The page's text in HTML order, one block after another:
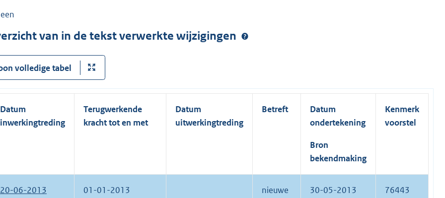
van in de tekst verwerkte wijzigingen
volledige tabel
Datum
inwerkingtreding
Terugwerkende
kracht tot en met
Datum
uitwerkingtreding
Betreft
Datum
ondertekening
Bron
bekendmaking
Kenmerk
voorstel
20-06-2013 01-01-2013
nieuwe
30-05-2013 76443